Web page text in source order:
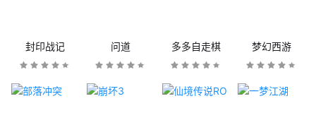
封印战记 问道 多多自走棋 梦幻西游